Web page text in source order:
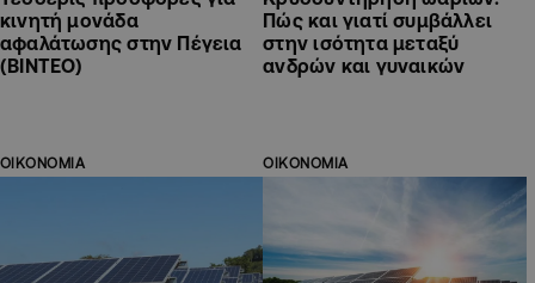
κινητή μονάδα
αφαλάτωσης στην Πέγεια
(ΒΙΝΤΕΟ)
Πώς και γιατί συμβάλλει
στην ισότητα μεταξύ
ανδρών και γυναικών
ΟΙΚΟΝΟΜΙΑ ΟΙΚΟΝΟΜΙΑ